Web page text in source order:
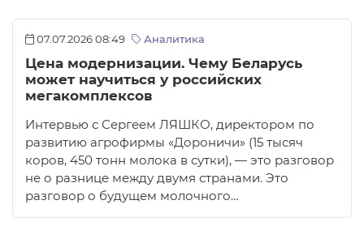
07.07.2026 08:49 Аналитика
Цена модернизации. Чему Беларусь
может научиться у российских
мегакомплексов
Интервью с Сергеем ЛЯШКО, директором по
развитию агрофирмы «Дороничи» (15 тысяч
коров, 450 тонн молока в сутки), — это разговор
не о разнице между двумя странами. Это
разговор о будущем молочного…